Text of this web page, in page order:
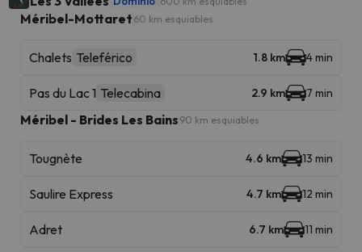
Méribel-Mottaret 60 km esquiables
Chalets Teleférico 1.8 km 4 min
Pas du Lac 1 Telecabina 2.9 km 7 min
Méribel - Brides Les Bains 90 km esquiables
Tougnète 4.6 km 13 min
Saulire Express 4.7 km 12 min
Adret 6.7 km 11 min